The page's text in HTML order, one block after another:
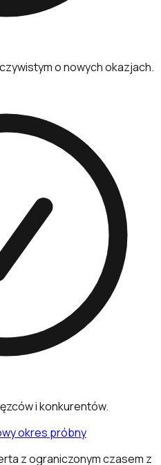
o nowych okazjach.
i konkurentów.
okres próbny
z ograniczonym czasem z